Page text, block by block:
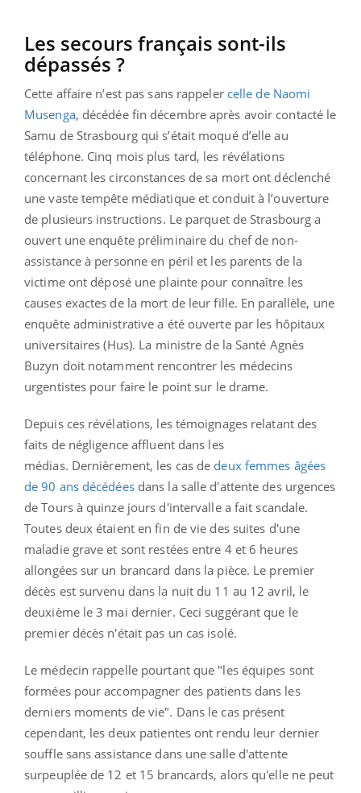
Les secours français sont-ils
dépassés ?
Cette affaire n’est pas sans rappeler celle de Naomi
Musenga, décédée fin décembre après avoir contacté le
Samu de Strasbourg qui s’était moqué d’elle au
téléphone. Cinq mois plus tard, les révélations
concernant les circonstances de sa mort ont déclenché
une vaste tempête médiatique et conduit à l’ouverture
de plusieurs instructions. Le parquet de Strasbourg a
ouvert une enquête préliminaire du chef de non-
assistance à personne en péril et les parents de la
victime ont déposé une plainte pour connaître les
causes exactes de la mort de leur fille. En parallèle, une
enquête administrative a été ouverte par les hôpitaux
universitaires (Hus). La ministre de la Santé Agnès
Buzyn doit notamment rencontrer les médecins
urgentistes pour faire le point sur le drame.
Depuis ces révélations, les témoignages relatant des
faits de négligence affluent dans les
médias. Dernièrement, les cas de deux femmes âgées
de 90 ans décédéesdans la salle d'attente des urgences
de Tours à quinze jours d'intervalle a fait scandale.
Toutes deux étaient en fin de vie des suites d'une
maladie grave et sont restées entre 4 et 6 heures
allongées sur un brancard dans la pièce. Le premier
décès est survenu dans la nuit du 11 au 12 avril, le
deuxième le 3 mai dernier. Ceci suggérant que le
premier décès n'était pas un cas isolé.
Le médecin rappelle pourtant que "les équipes sont
formées pour accompagner des patients dans les
derniers moments de vie". Dans le cas présent
cependant, les deux patientes ont rendu leur dernier
souffle sans assistance dans une salle d'attente
surpeuplée de 12 et 15 brancards, alors qu'elle ne peut